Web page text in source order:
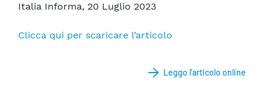
Italia Informa, 20 Luglio 2023
Clicca qui per scaricare l’articolo
Leggo l'articolo online